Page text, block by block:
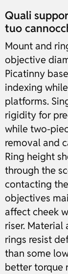
Quali
tuo
Mount and
objective
Picatinny
indexing
platforms.
rigidity for
while two-
removal and
Ring height
through the
contacting
objectives
affect cheek
riser.
rings resist
than some
better torque